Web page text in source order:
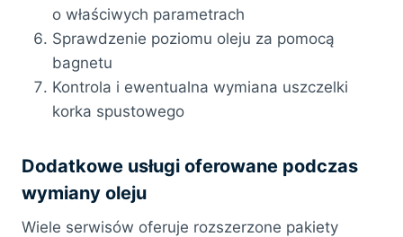
o właściwych parametrach
Sprawdzenie poziomu oleju za pomocą
bagnetu
Kontrola i ewentualna wymiana uszczelki
korka spustowego
Dodatkowe usługi oferowane podczas
wymiany oleju
Wiele serwisów oferuje rozszerzone pakiety